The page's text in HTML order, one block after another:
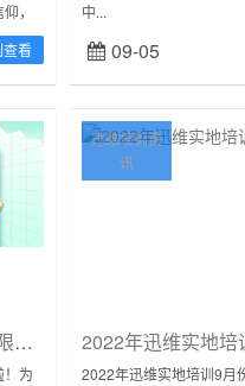
，
华
共...
查看
中...
09-05
迅维培训字库修复课程，首次限额招生啦！
！为
迅维培训资
讯
2022年迅维实地培训9月